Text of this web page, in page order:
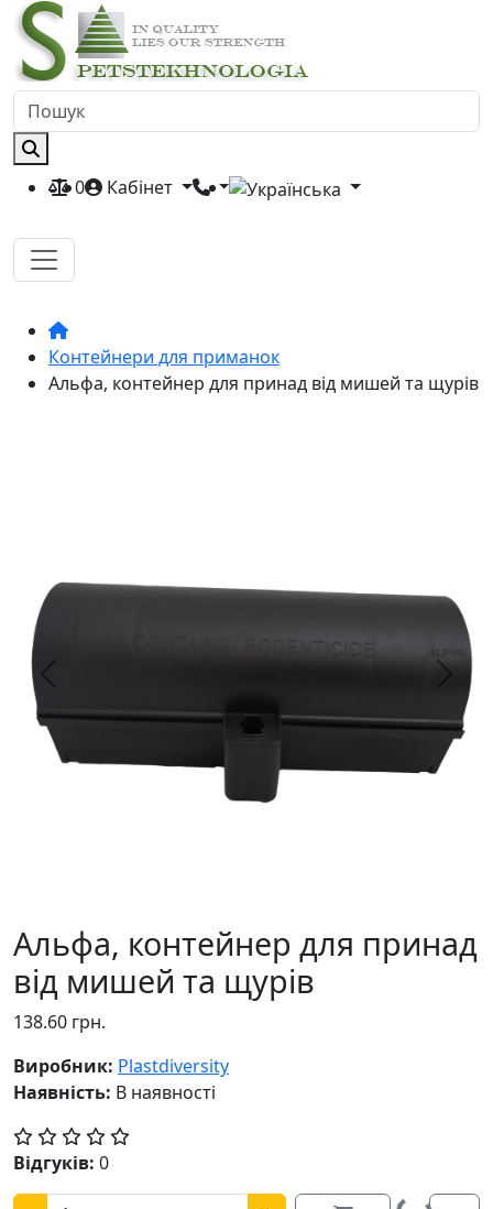
0 Кабінет
Контейнери для приманок
Альфа, контейнер для принад від мишей та щурів
Previous Next
Альфа, контейнер для принад
від мишей та щурів
138.60 грн.
Виробник: Plastdiversity
Наявність: В наявності
Відгуків: 0